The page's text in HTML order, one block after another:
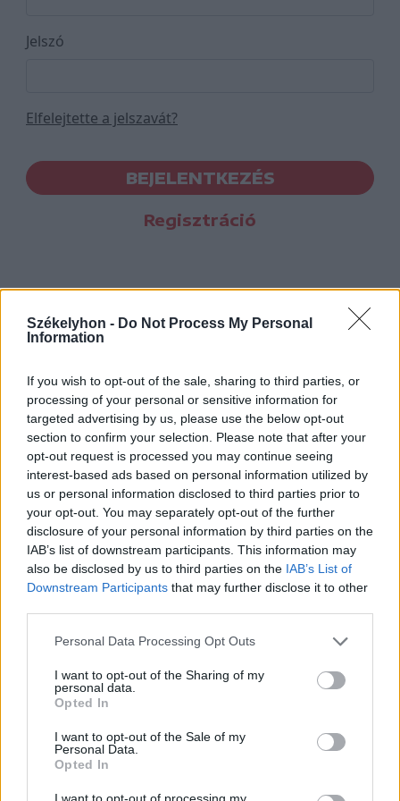
Székelyhon - Do Not Process My Personal
Information
If you wish to opt-out of the sale, sharing to third parties, or
processing of your personal or sensitive information for
targeted advertising by us, please use the below opt-out
section to confirm your selection. Please note that after your
opt-out request is processed you may continue seeing
interest-based ads based on personal information utilized by
us or personal information disclosed to third parties prior to
your opt-out. You may separately opt-out of the further
disclosure of your personal information by third parties on the
IAB’s list of downstream participants. This information may
also be disclosed by us to third parties on the IAB’s List of
Downstream Participants that may further disclose it to other
Personal Data Processing Opt Outs
I want to opt-out of the Sharing of my
personal data.
Opted In
I want to opt-out of the Sale of my
Personal Data.
Opted In
I want to opt-out of processing my
Jelszó
Elfelejtette a jelszavát?
BEJELENTKEZÉS
Regisztráció
Hasznos
Impresszum
Szerzői jogok
Adatvédelmi tájékoztató
Cookie-kezelési tájékoztató
Hozzászólási szabályzat
Nyomtatott lapjaink archívuma
Székely Hírmondó archívuma
Sütibeállítások